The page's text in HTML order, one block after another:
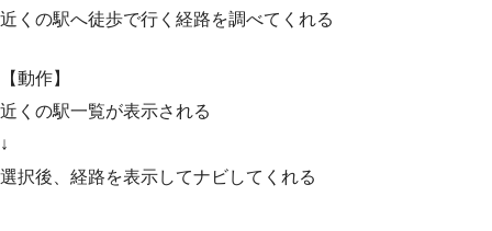
近くの駅へ徒歩で行く経路を調べてくれる
【動作】
近くの駅一覧が表示される
↓
選択後、経路を表示してナビしてくれる